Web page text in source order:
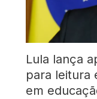
Lula lança
para leitura
em